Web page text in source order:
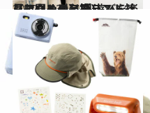
2022.11.30
【アウトドアブランド社員に聞く！】 外遊びを楽しむための必携リスト 〈コロンビア篇〉
ライフスタイル